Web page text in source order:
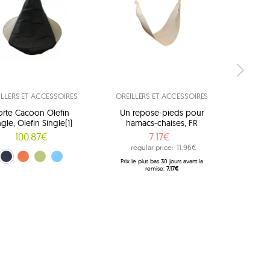
ET ACCESSOIRES
Cacoon Olefin
Olefin Single(1)
100.87€
(CACOSD5)
Lime (CACOSD6)
Light Blue (CACOSD7)
OREILLERS ET ACCESSOIRES
Un repose-pieds pour
hamacs-chaises, FR
7.17€
regular price: 11.96€
Prix ​​le plus bas 30 jours avant la
remise:7.17€